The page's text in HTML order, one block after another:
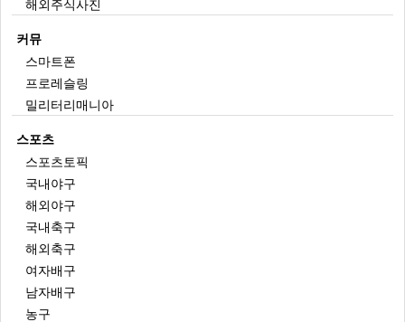
해외주식사진
커뮤
스마트폰
프로레슬링
밀리터리매니아
스포츠
스포츠토픽
국내야구
해외야구
국내축구
해외축구
여자배구
남자배구
농구